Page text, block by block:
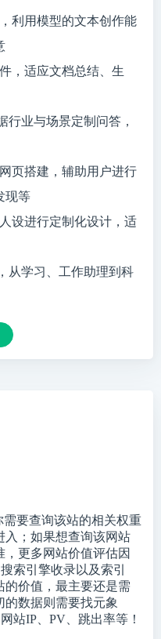
利用模型的文本创作能
，适应文档总结、生
行业与场景定制问答，
页搭建，辅助用户进行
现等
设进行定制化设计，适
从学习、工作助理到科
需要查询该站的相关权重
入；如果想查询该网站
，更多网站价值评估因
索引擎收录以及索引
的价值，最主要还是需
数据则需要找元象
站IP、PV、跳出率等！